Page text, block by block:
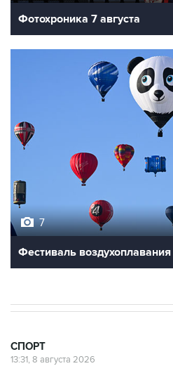
Фотохроника 7 августа
7
Фестиваль
СПОРТ
13:31, 8 августа 2026